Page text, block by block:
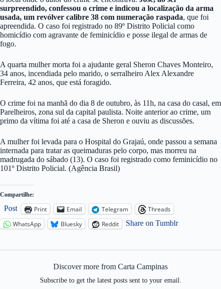
surpreendido, confessou o crime e indicou a localização da arma
usada, um revólver calibre 38 com numeração raspada, que foi
apreendida. O caso foi registrado no 89º Distrito Policial como
homicídio com agravante de feminicídio e posse ilegal de armas de
fogo.
A quarta mulher morta foi a ajudante geral Sheron Chaves Monteiro,
34 anos, incendiada pelo marido, o serralheiro Alex Alexandre
Ferreira, 42 anos, que está foragido.
O crime foi na manhã do dia 8 de outubro, às 11h, na casa do casal, em
Parelheiros, zona sul da capital paulista. Noite anterior ao crime, um
primo da vítima foi até a casa de Sheron e ouviu as discussões.
A mulher foi levada para o Hospital do Grajaú, onde passou a semana
internada para tratar as queimaduras pelo corpo, mas morreu na
madrugada do sábado (13). O caso foi registrado como feminicídio no
101º Distrito Policial. (Agência Brasil)
Compartilhe:
Post Print Email Telegram
Threads
WhatsApp
Bluesky Reddit Share on Tumblr
Discover more from Carta Campinas
Subscribe to get the latest posts sent to your email.